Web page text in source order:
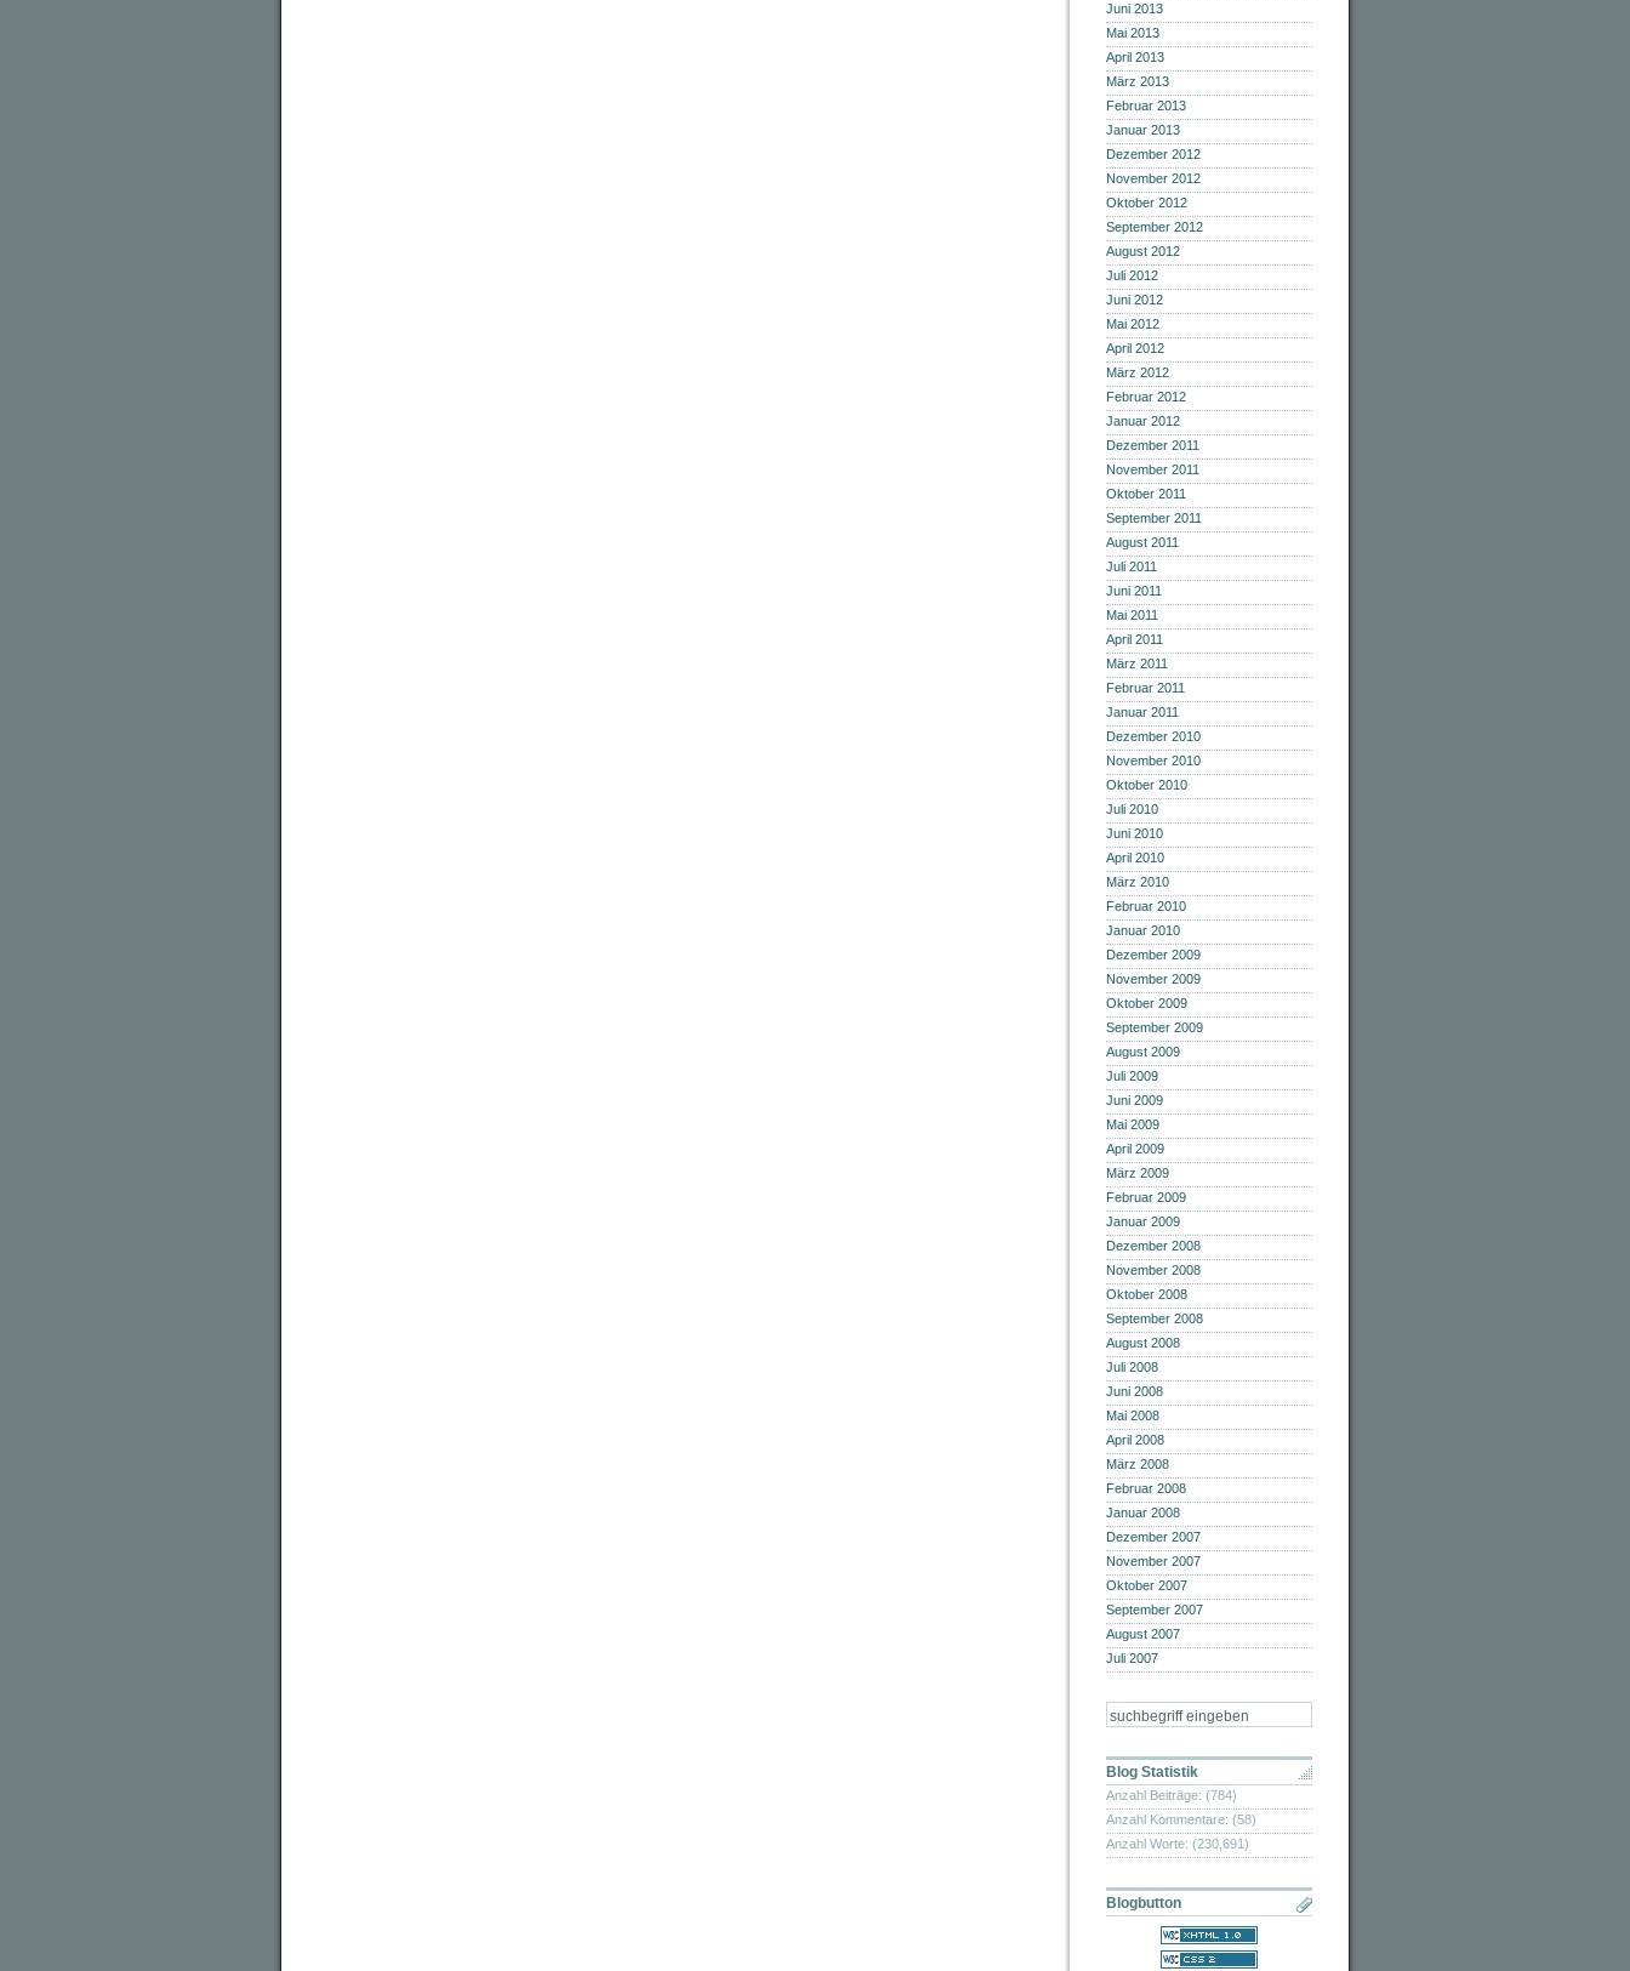
Juni 2013
Mai 2013
April 2013
März 2013
Februar 2013
Januar 2013
Dezember 2012
November 2012
Oktober 2012
September 2012
August 2012
Juli 2012
Juni 2012
Mai 2012
April 2012
März 2012
Februar 2012
Januar 2012
Dezember 2011
November 2011
Oktober 2011
September 2011
August 2011
Juli 2011
Juni 2011
Mai 2011
April 2011
März 2011
Februar 2011
Januar 2011
Dezember 2010
November 2010
Oktober 2010
Juli 2010
Juni 2010
April 2010
März 2010
Februar 2010
Januar 2010
Dezember 2009
November 2009
Oktober 2009
September 2009
August 2009
Juli 2009
Juni 2009
Mai 2009
April 2009
März 2009
Februar 2009
Januar 2009
Dezember 2008
November 2008
Oktober 2008
September 2008
August 2008
Juli 2008
Juni 2008
Mai 2008
April 2008
März 2008
Februar 2008
Januar 2008
Dezember 2007
November 2007
Oktober 2007
September 2007
August 2007
Juli 2007
Blog Statistik
Anzahl Beiträge: (784)
Anzahl Kommentare: (58)
Anzahl Worte: (230,691)
Blogbutton